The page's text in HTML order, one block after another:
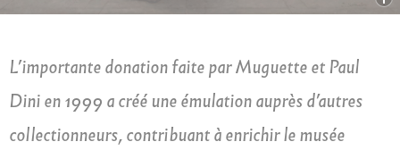
L’importante donation faite par Muguette et Paul
Dini en 1999 a créé une émulation auprès d’autres
collectionneurs, contribuant à enrichir le musée